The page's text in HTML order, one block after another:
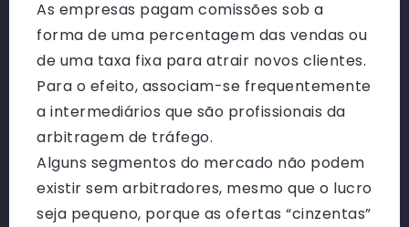
As empresas pagam comissões sob a
forma de uma percentagem das vendas ou
de uma taxa fixa para atrair novos clientes.
Para o efeito, associam-se frequentemente
a intermediários que são profissionais da
arbitragem de tráfego.
Alguns segmentos do mercado não podem
existir sem arbitradores, mesmo que o lucro
seja pequeno, porque as ofertas “cinzentas”